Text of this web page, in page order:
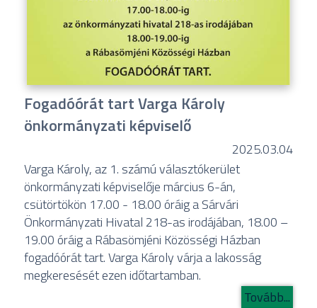
Fogadóórát tart Varga Károly
önkormányzati képviselő
2025.03.04
Varga Károly, az 1. számú választókerület
önkormányzati képviselője március 6-án,
csütörtökön 17.00 - 18.00 óráig a Sárvári
Önkormányzati Hivatal 218-as irodájában, 18.00 –
19.00 óráig a Rábasömjéni Közösségi Házban
fogadóórát tart. Varga Károly várja a lakosság
megkeresését ezen időtartamban.
Tovább...